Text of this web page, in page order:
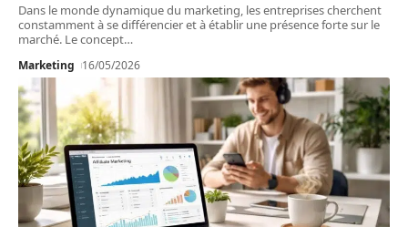
Dans le monde dynamique du marketing, les entreprises cherchent
constamment à se différencier et à établir une présence forte sur le
marché. Le concept…
Marketing 16/05/2026